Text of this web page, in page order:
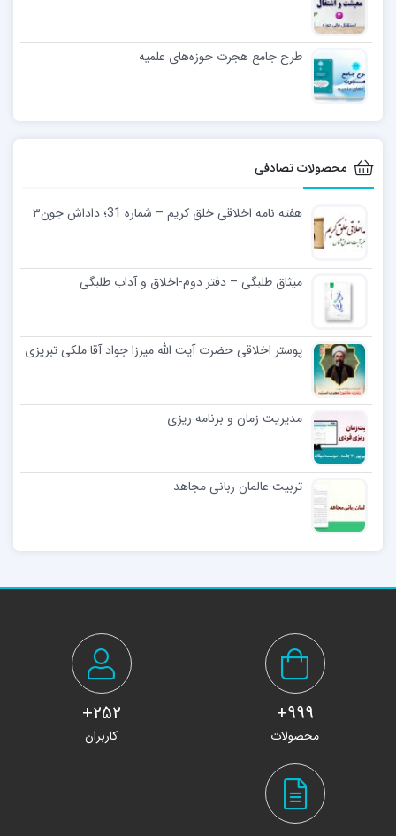
طرح جامع هجرت حوزه‌های علمیه
محصولات تصادفی
هفته نامه اخلاقی خلق کریم – شماره 31؛ داداش‌ جون۳‎
میثاق طلبگی – دفتر دوم-اخلاق و آداب طلبگی
پوستر اخلاقی حضرت آیت الله میرزا جواد آقا ملکی تبریزی
مدیریت زمان و برنامه ریزی
تربیت عالمان ربانی مجاهد
999+
محصولات
252+
کاربران